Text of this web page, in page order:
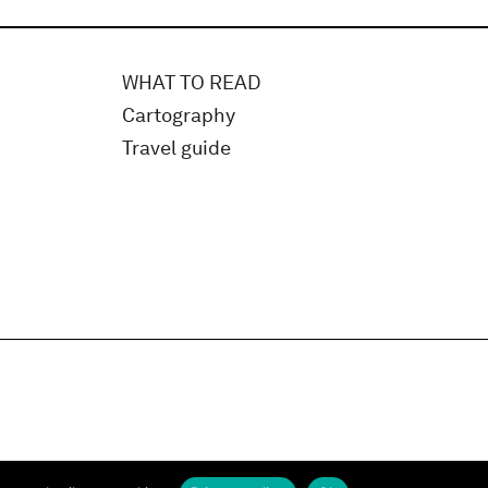
WHAT TO READ
Cartography
Travel guide